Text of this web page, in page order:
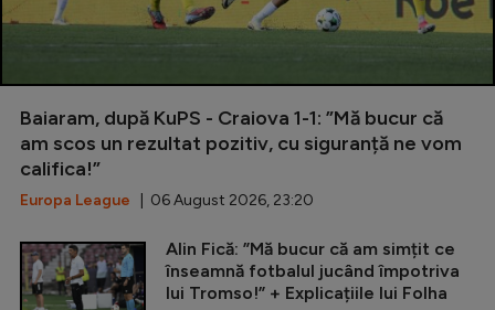
Baiaram, după KuPS - Craiova 1-1: ”Mă bucur că
am scos un rezultat pozitiv, cu siguranță ne vom
califica!”
Europa League | 06 August 2026, 23:20
Alin Fică: ”Mă bucur că am simțit ce
înseamnă fotbalul jucând împotriva
lui Tromso!” + Explicațiile lui Folha